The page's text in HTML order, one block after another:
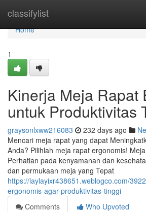
classifylist
Home
Home
1
Kinerja Meja Rapat
untuk Produktivitas
graysonlxww216083 232 days ago
Mencari meja rapat yang dapat
Anda? Pilihlah meja rapat ergonomis!
Perhatian pada kenyamanan dan
dan permukaan meja yang Tepat
https://laylayixr438651.weblogco.com/
ergonomis-agar-produktivitas-tinggi
Comments
Who Upvoted